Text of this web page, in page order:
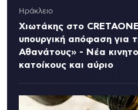
Ηράκλειο
Χιωτάκης στο
υπουργική απόφαση για
Αθανάτους» - Νέα
κατοίκους και αύριο